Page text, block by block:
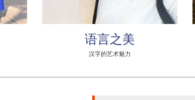
语言之美
汉字的艺术魅力